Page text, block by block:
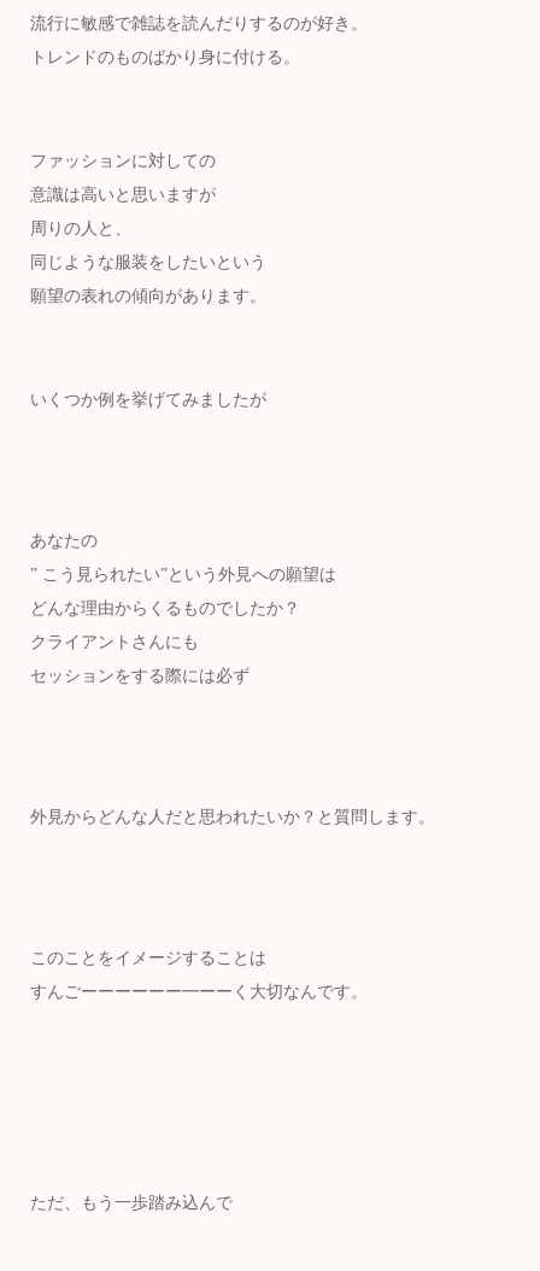
流行に敏感で雑誌を読んだりするのが好き。
トレンドのものばかり身に付ける。
ファッションに対しての
意識は高いと思いますが
周りの人と、
同じような服装をしたいという
願望の表れの傾向があります。
いくつか例を挙げてみましたが
あなたの
” こう見られたい”という外見への願望は
どんな理由からくるものでしたか？
クライアントさんにも
セッションをする際には必ず
外見からどんな人だと思われたいか？と質問します。
このことをイメージすることは
すんごーーーーーー━ーーく大切なんです。
ただ、もう一歩踏み込んで